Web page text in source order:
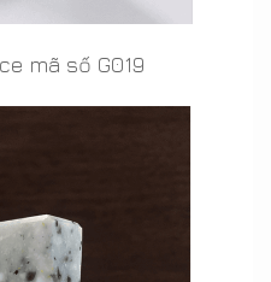
mã số G019